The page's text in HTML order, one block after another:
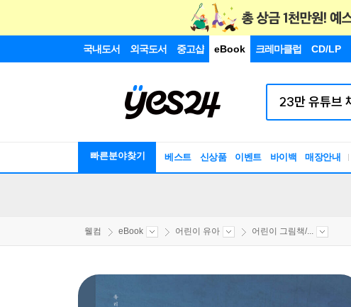
국내도서 외국도서 중고샵 eBook 크레마클럽 CD/LP
빠른분야찾기 베스트 신상품 이벤트 바이백 매장안내
웰컴 eBook 어린이 유아 어린이 그림책/...